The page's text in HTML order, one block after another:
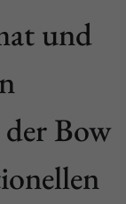
und
Bow